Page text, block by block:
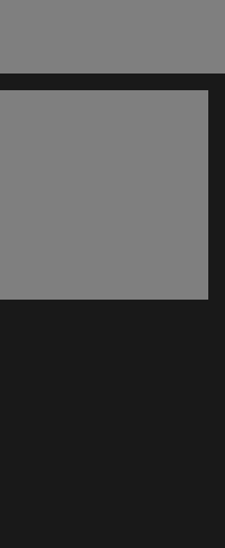
en nueva ventana)
nueva ventana)